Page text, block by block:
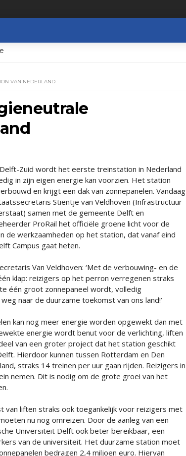
VAN NEDERLAND
Zuid wordt het eerste treinstation in Nederland
in zijn eigen energie kan voorzien. Het station
en krijgt een dak van zonnepanelen. Vandaag
Stientje van Veldhoven (Infrastructuur
samen met de gemeente Delft en
ProRail het officiële groene licht voor de
de werkzaamheden op het station, dat vanaf eind
Campus gaat heten.
Van Veldhoven: ‘Met de verbouwing- en de
klap: reizigers op het perron verregenen straks
één groot zonnepaneel wordt, volledig
naar de duurzame toekomst van ons land!’
kan nog meer energie worden opgewekt dan met
energie wordt benut voor de verlichting, liften
van een groter project dat het station geschikt
Hierdoor kunnen tussen Rotterdam en Den
straks 14 treinen per uur gaan rijden. Reizigers in
nemen. Dit is nodig om de grote groei van het
liften straks ook toegankelijk voor reizigers met
nu nog omreizen. Door de aanleg van een
Universiteit Delft ook beter bereikbaar, een
van de universiteit. Het duurzame station moet
bedragen 2,4 miljoen euro. Hiervan